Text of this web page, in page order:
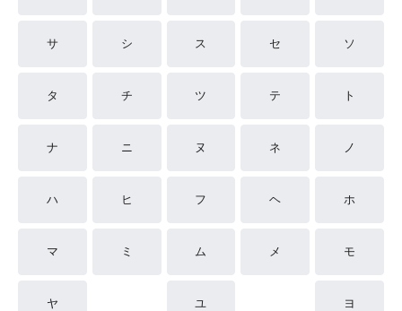
サ シ ス セ ソ
タ チ ツ テ ト
ナ ニ ヌ ネ ノ
ハ ヒ フ ヘ ホ
マ ミ ム メ モ
ヤ ユ ヨ